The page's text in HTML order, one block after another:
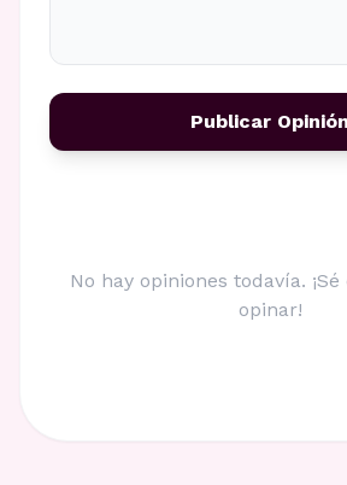
Publicar Opinión
No hay opiniones todavía.
opinar!